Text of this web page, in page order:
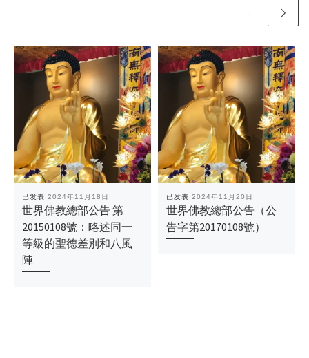
已发表 2024年11月18日
世界佛教總部公告 第
20150108號：略述同一
等級的聖德差別和八風
陣
已发表 2024年11月20日
世界佛教總部公告（公
告字第20170108號）